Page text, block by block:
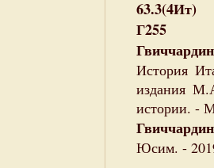
63.3(4Ит)
Г255
История
издания
истории. -
Юсим. -